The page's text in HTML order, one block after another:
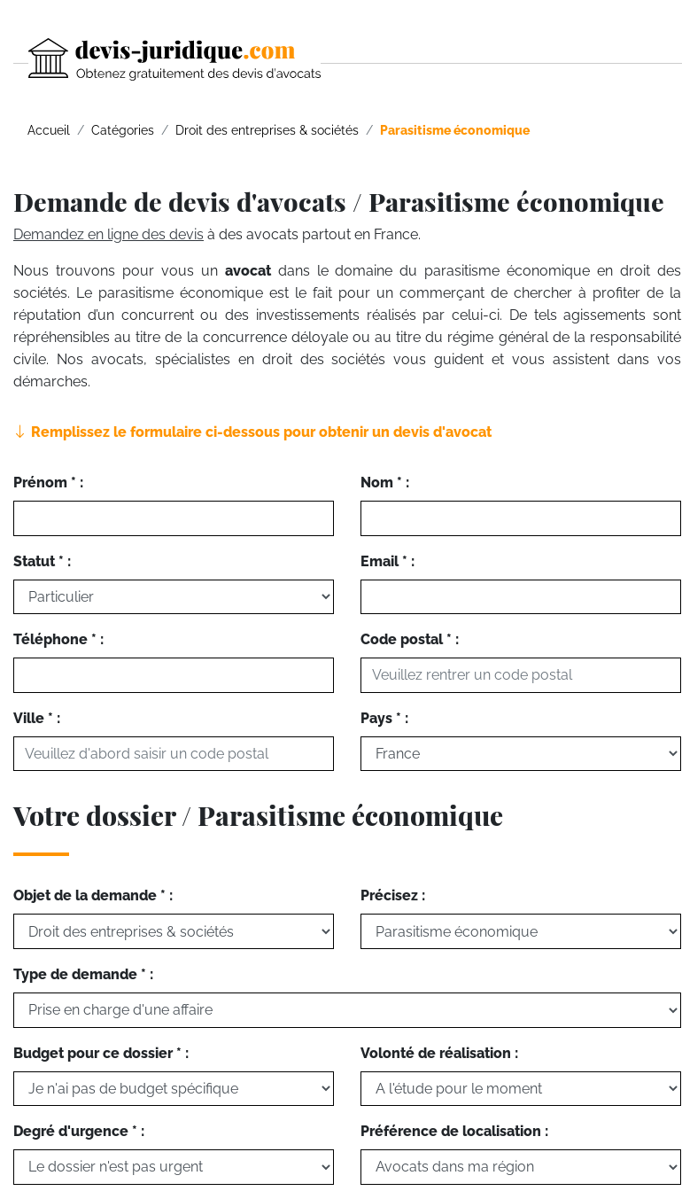
Accueil Catégories Droit des entreprises & sociétés Parasitisme économique
Demande de devis d'avocats / Parasitisme économique
Demandez en ligne des devis à des avocats partout en France.
Nous trouvons pour vous un avocat dans le domaine du parasitisme économique en droit des
sociétés. Le parasitisme économique est le fait pour un commerçant de chercher à profiter de la
réputation d’un concurrent ou des investissements réalisés par celui-ci. De tels agissements sont
répréhensibles au titre de la concurrence déloyale ou au titre du régime général de la responsabilité
civile. Nos avocats, spécialistes en droit des sociétés vous guident et vous assistent dans vos
démarches.
Remplissez le formulaire ci-dessous pour obtenir un devis d'avocat
Prénom * : Nom * :
Statut * : Email * :
Téléphone * : Code postal * :
Ville * : Pays * :
Votre dossier / Parasitisme économique
Objet de la demande * : Précisez :
Type de demande * :
Budget pour ce dossier * : Volonté de réalisation :
Degré d'urgence * : Préférence de localisation :